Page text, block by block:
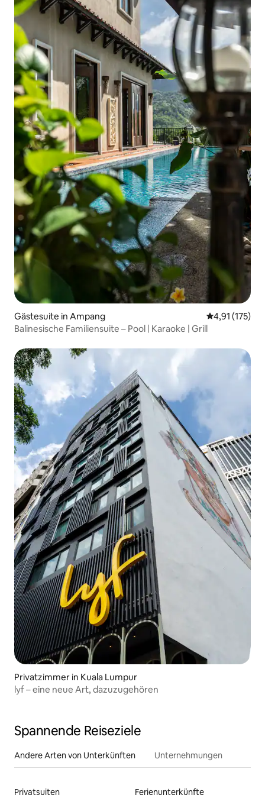
Gästesuite in Ampang
4,91 (175)
Balinesische Familiensuite – Pool | Karaoke | Grill
Privatzimmer in Kuala Lumpur
lyf – eine neue Art, dazuzugehören
Spannende Reiseziele
Andere Arten von Unterkünften Unternehmungen
Privatsuiten Ferienunterkünfte